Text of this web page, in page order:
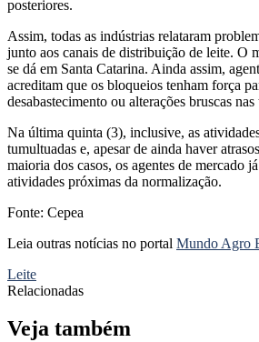
posteriores.
Assim, todas as indústrias relataram
junto aos canais de distribuição de leite. O
se dá em Santa Catarina. Ainda assim,
acreditam que os bloqueios tenham força
desabastecimento ou alterações bruscas
Na última quinta (3), inclusive, as
tumultuadas e, apesar de ainda haver
maioria dos casos, os agentes de mercado
atividades próximas da normalização.
Fonte: Cepea
Leia outras notícias no portal Mundo Agro
Leite
Relacionadas
Veja também